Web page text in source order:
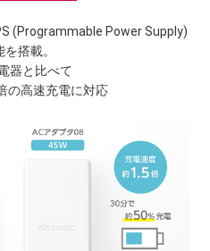
(Programmable Power Supply)
を搭載。
器と比べて
の高速充電に対応